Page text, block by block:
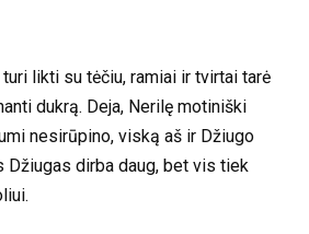
likti su tėčiu, ramiai ir tvirtai tarė
dukrą. Deja, Nerilę motiniški
nesirūpino, viską aš ir Džiugo
Džiugas dirba daug, bet vis tiek